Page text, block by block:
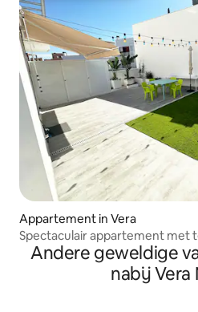
Appartement in Vera
Spectaculair appartement met
strand
Andere geweldige
nabij Vera